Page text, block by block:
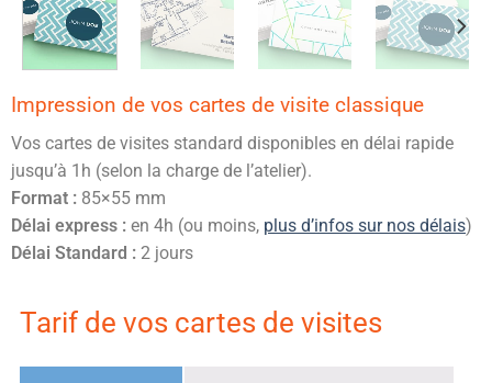
Impression de vos cartes de visite classique
Vos cartes de visites standard disponibles en délai rapide
jusqu’à 1h (selon la charge de l’atelier).
Format : 85×55 mm
Délai express : en 4h (ou moins, plus d’infos sur nos délais)
Délai Standard : 2 jours
Tarif de vos cartes de visites